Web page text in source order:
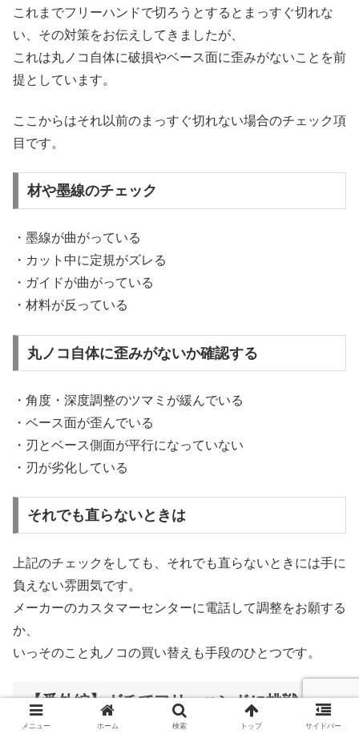
これまでフリーハンドで切ろうとするとまっすぐ切れな
い、その対策をお伝えしてきましたが、
これは丸ノコ自体に破損やベース面に歪みがないことを前
提としています。
ここからはそれ以前のまっすぐ切れない場合のチェック項
目です。
材や墨線のチェック
・墨線が曲がっている
・カット中に定規がズレる
・ガイドが曲がっている
・材料が反っている
丸ノコ自体に歪みがないか確認する
・角度・深度調整のツマミが緩んでいる
・ベース面が歪んでいる
・刃とベース側面が平行になっていない
・刃が劣化している
それでも直らないときは
上記のチェックをしても、それでも直らないときには手に
負えない雰囲気です。
メーカーのカスタマーセンターに電話して調整をお願する
か、
いっそのこと丸ノコの買い替えも手段のひとつです。
【番外編】ガチでフリーハンドに挑戦
メニュー ホーム 検索 トップ サイドバー